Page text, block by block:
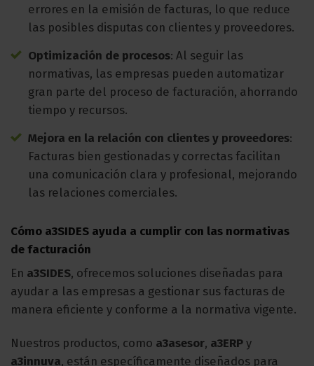
errores en la emisión de facturas, lo que reduce
las posibles disputas con clientes y proveedores.
Optimización de procesos: Al seguir las
normativas, las empresas pueden automatizar
gran parte del proceso de facturación, ahorrando
tiempo y recursos.
Mejora en la relación con clientes y proveedores:
Facturas bien gestionadas y correctas facilitan
una comunicación clara y profesional, mejorando
las relaciones comerciales.
Cómo a3SIDES ayuda a cumplir con las normativas
de facturación
En a3SIDES, ofrecemos soluciones diseñadas para
ayudar a las empresas a gestionar sus facturas de
manera eficiente y conforme a la normativa vigente.
Nuestros productos, como a3asesor, a3ERP y
a3innuva, están específicamente diseñados para